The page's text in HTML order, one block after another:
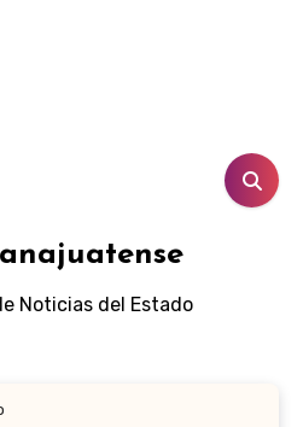
Noticias del Estado